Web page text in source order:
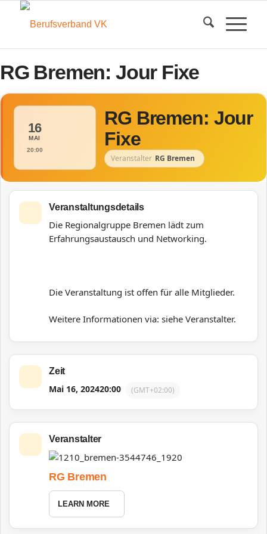
RG Bremen: Jour Fixe
16
MAI
20:00
RG Bremen: Jour
Fixe
Veranstalter RG Bremen
Veranstaltungsdetails
Die Regionalgruppe Bremen lädt zum
Erfahrungsaustausch und Networking.
Die Veranstaltung ist offen für alle Mitglieder.
Weitere Informationen via: siehe Veranstalter.
Zeit
Mai 16, 202420:00 (GMT+02:00)
Veranstalter
RG Bremen
LEARN MORE